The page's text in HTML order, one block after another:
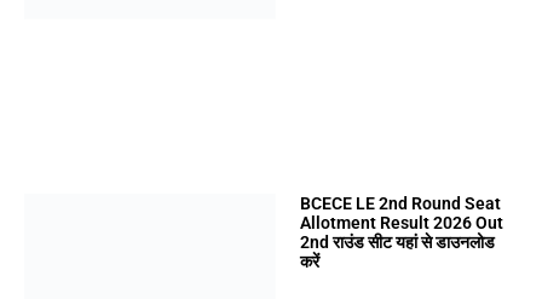
BCECE LE 2nd Round Seat
Allotment Result 2026 Out
2nd राउंड सीट यहां से डाउनलोड
करें